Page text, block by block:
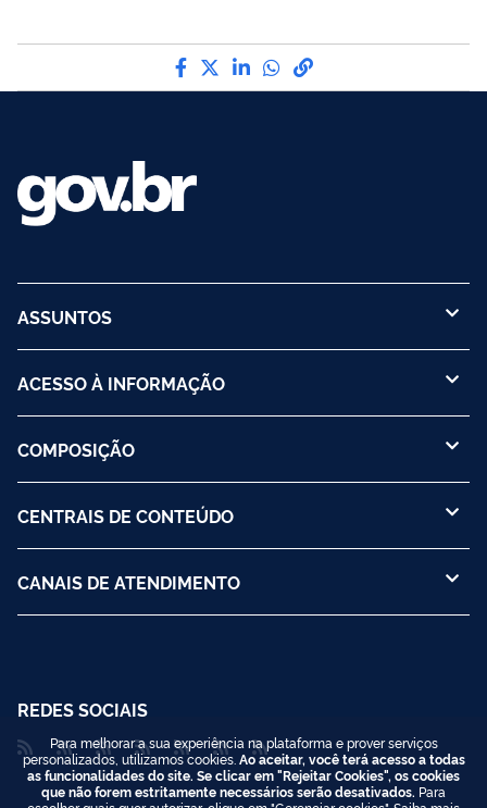
Compartilhe por Facebook
Compartilhe por Twitter
Compartilhe por
Compartilhe por
link para Copiar
ASSUNTOS
ACESSO À INFORMAÇÃO
COMPOSIÇÃO
CENTRAIS DE CONTEÚDO
CANAIS DE ATENDIMENTO
REDES SOCIAIS
Para melhorar a sua experiência na plataforma e prover serviços
personalizados, utilizamos cookies. Ao aceitar, você terá acesso a todas
as funcionalidades do site. Se clicar em "Rejeitar Cookies", os cookies
que não forem estritamente necessários serão desativados. Para